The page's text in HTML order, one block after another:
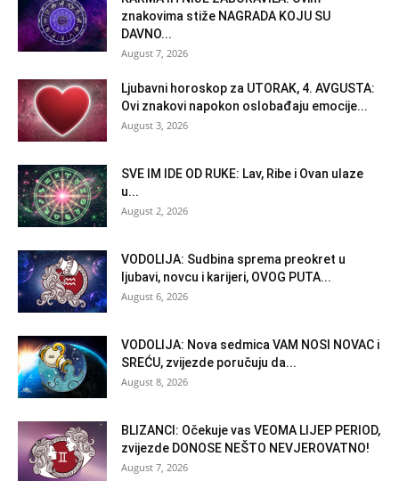
znakovima stiže NAGRADA KOJU SU
DAVNO...
August 7, 2026
Ljubavni horoskop za UTORAK, 4. AVGUSTA:
Ovi znakovi napokon oslobađaju emocije...
August 3, 2026
SVE IM IDE OD RUKE: Lav, Ribe i Ovan ulaze
u...
August 2, 2026
VODOLIJA: Sudbina sprema preokret u
ljubavi, novcu i karijeri, OVOG PUTA...
August 6, 2026
VODOLIJA: Nova sedmica VAM NOSI NOVAC i
SREĆU, zvijezde poručuju da...
August 8, 2026
BLIZANCI: Očekuje vas VEOMA LIJEP PERIOD,
zvijezde DONOSE NEŠTO NEVJEROVATNO!
August 7, 2026